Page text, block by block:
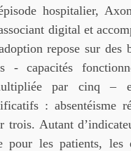
hospitalier,
digital et
repose sur des
- capacités
par cinq –
: absentéisme
trois. Autant
pour les patients, les